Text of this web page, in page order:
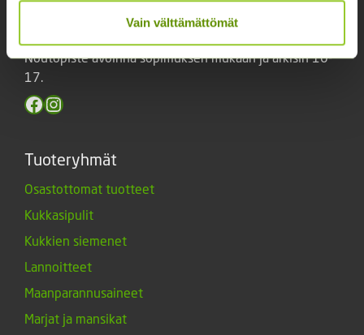
Vain välttämättömät
Noutopiste avoinna sopimuksen mukaan ja arkisin 10-
17.
Facebook
Instagram
Tuoteryhmät
Osastottomat tuotteet
Kukkasipulit
Kukkien siemenet
Lannoitteet
Maanparannusaineet
Marjat ja mansikat